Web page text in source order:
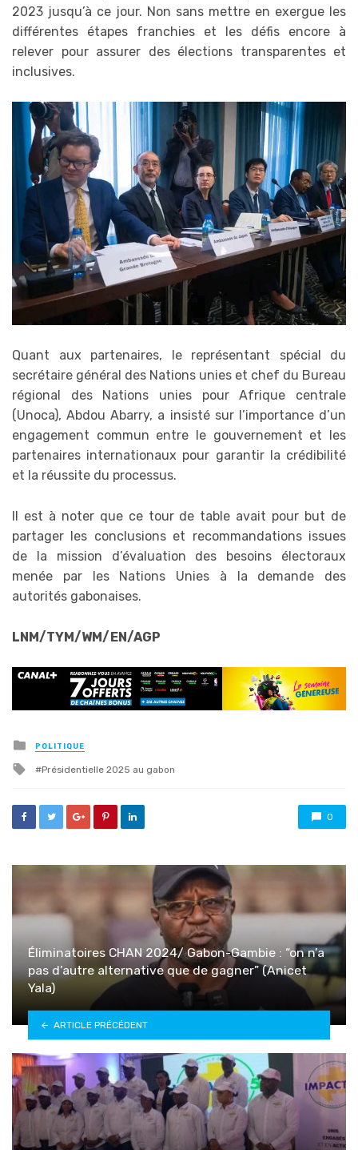
2023 jusqu’à ce jour. Non sans mettre en exergue les
différentes étapes franchies et les défis encore à
relever pour assurer des élections transparentes et
inclusives.
Quant aux partenaires, le représentant spécial du
secrétaire général des Nations unies et chef du Bureau
régional des Nations unies pour Afrique centrale
(Unoca), Abdou Abarry, a insisté sur l’importance d’un
engagement commun entre le gouvernement et les
partenaires internationaux pour garantir la crédibilité
et la réussite du processus.
Il est à noter que ce tour de table avait pour but de
partager les conclusions et recommandations issues
de la mission d’évaluation des besoins électoraux
menée par les Nations Unies à la demande des
autorités gabonaises.
LNM/TYM/WM/EN/AGP
Posted
in
POLITIQUE
Tagged
Présidentielle 2025 au gabon
0
Éliminatoires CHAN 2024/ Gabon-Gambie : “on n’a
pas d’autre alternative que de gagner” (Anicet
Yala)
ARTICLE PRÉCÉDENT